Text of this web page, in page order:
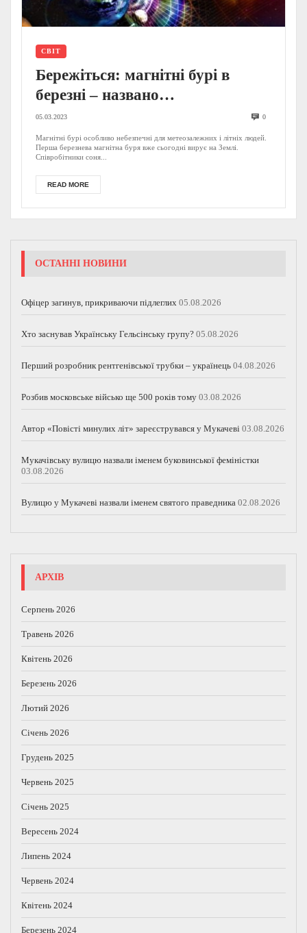
СВІТ
Бережіться: магнітні бурі в
березні – названо
найнебезпечніші дати
05.03.2023 0
Магнітні бурі особливо небезпечні для метеозалежних і літніх людей.
Перша березнева магнітна буря вже сьогодні вирує на Землі.
Співробітники соня...
READ MORE
ОСТАННІ НОВИНИ
Офіцер загинув, прикриваючи підлеглих 05.08.2026
Хто заснував Українську Гельсінську групу? 05.08.2026
Перший розробник рентгенівської трубки – українець 04.08.2026
Розбив московське військо ще 500 років тому 03.08.2026
Автор «Повісті минулих літ» зареєструвався у Мукачеві 03.08.2026
Мукачівську вулицю назвали іменем буковинської феміністки
03.08.2026
Вулицю у Мукачеві назвали іменем святого праведника 02.08.2026
АРХІВ
Серпень 2026
Травень 2026
Квітень 2026
Березень 2026
Лютий 2026
Січень 2026
Грудень 2025
Червень 2025
Січень 2025
Вересень 2024
Липень 2024
Червень 2024
Квітень 2024
Березень 2024